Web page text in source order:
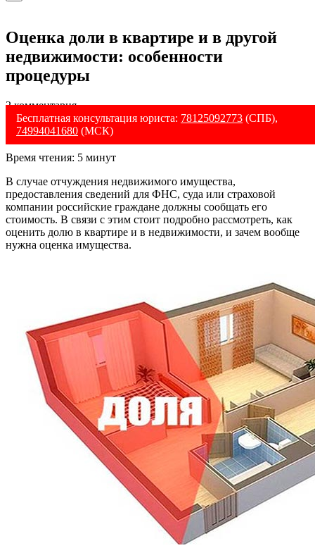
Оценка доли в квартире и в другой
недвижимости: особенности
процедуры
2 комментария
Бесплатная консультация юриста: 78125092773 (СПБ),
74994041680 (МСК)
Время чтения: 5 минут
В случае отчуждения недвижимого имущества,
предоставления сведений для ФНС, суда или страховой
компании российские граждане должны сообщать его
стоимость. В связи с этим стоит подробно рассмотреть, как
оценить долю в квартире и в недвижимости, и зачем вообще
нужна оценка имущества.